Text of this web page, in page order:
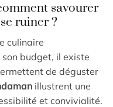
savourer
ruiner ?
culinaire
budget, il existe
de déguster
illustrent une
et convivialité.